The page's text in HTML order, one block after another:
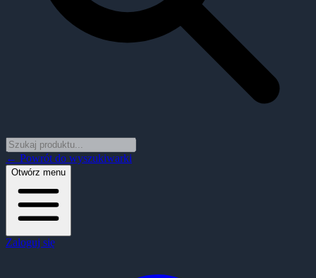
← Powrót do wyszukiwarki
Otwórz menu
Zaloguj się